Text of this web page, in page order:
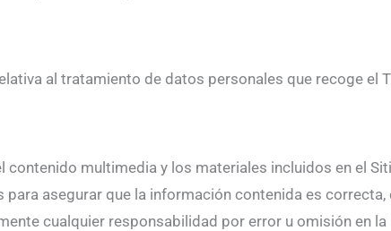
al tratamiento de datos personales que recoge el
contenido multimedia y los materiales incluidos en el
asegurar que la información contenida es
cualquier responsabilidad por error u omisión en